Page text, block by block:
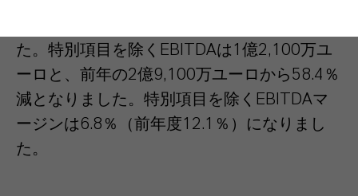
た。特別項目を除くEBITDAは1億2,100万ユ
ーロと、前年の2億9,100万ユーロから58.4％
減となりました。特別項目を除くEBITDAマ
ージンは6.8％（前年度12.1％）になりまし
た。